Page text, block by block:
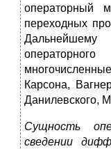
операторный
переходных
Карсона,
Данилевского,
Сущность
сведении